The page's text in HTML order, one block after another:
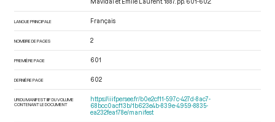
LANGUE PRINCIPALE Français
NOMBRE DE PAGES 2
PREMIÈRE PAGE 601
DERNIÈRE PAGE 602
URI DU MANIFEST IIIF DU VOLUME
CONTENANT LE DOCUMENT
https://iiif.persee.fr/b0e2cf11-597c-427d-8ac7-
68bcc0acf13b/1b623e4b-839e-4959-8835-
ea232fea178e/manifest